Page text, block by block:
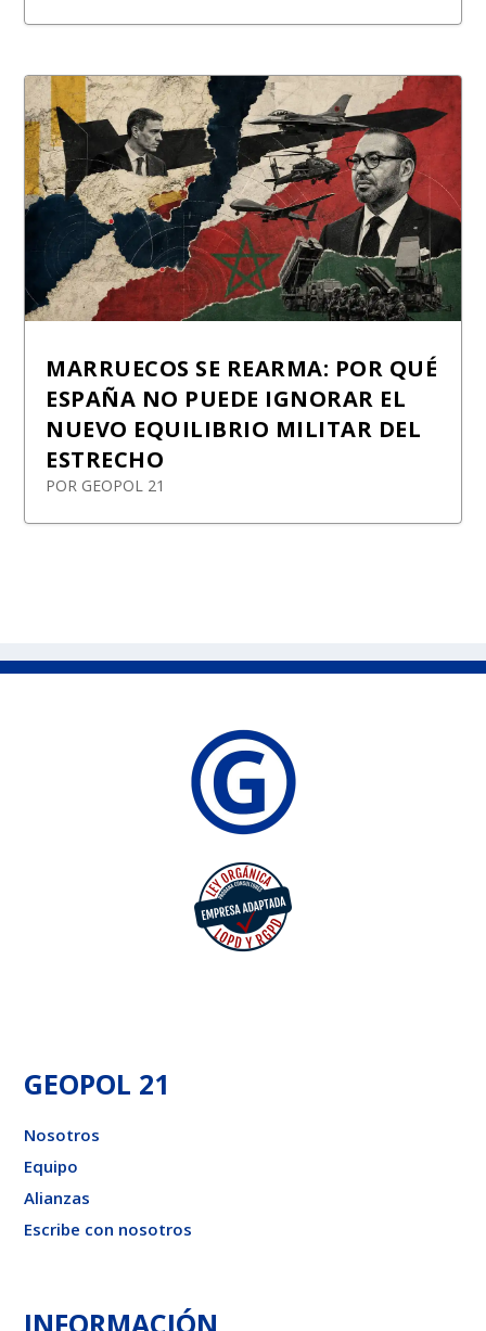
MARRUECOS SE REARMA: POR QUÉ
ESPAÑA NO PUEDE IGNORAR EL
NUEVO EQUILIBRIO MILITAR DEL
ESTRECHO
POR GEOPOL 21
GEOPOL 21
Nosotros
Equipo
Alianzas
Escribe con nosotros
INFORMACIÓN